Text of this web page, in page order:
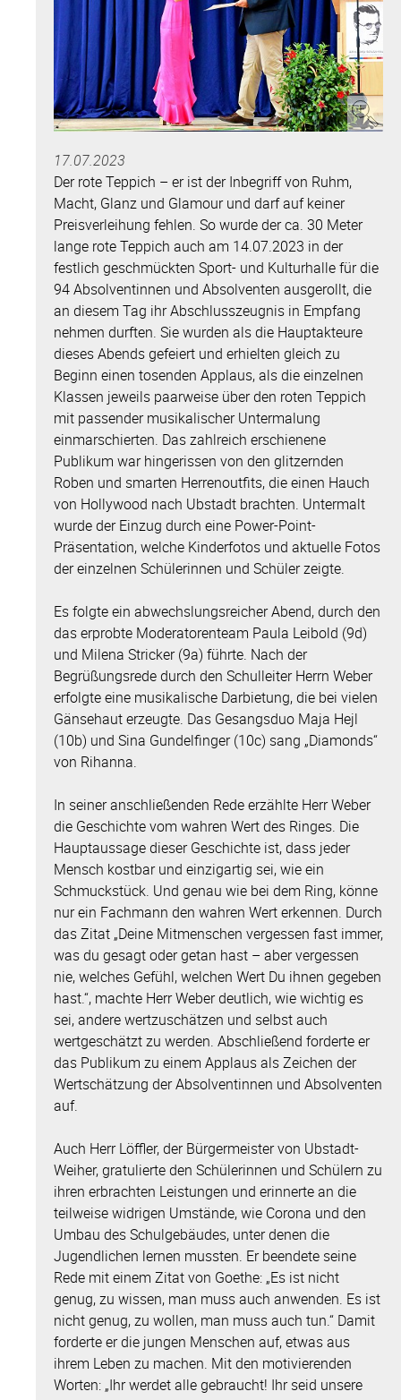
17.07.2023
Der rote Teppich – er ist der Inbegriff von Ruhm,
Macht, Glanz und Glamour und darf auf keiner
Preisverleihung fehlen. So wurde der ca. 30 Meter
lange rote Teppich auch am 14.07.2023 in der
festlich geschmückten Sport- und Kulturhalle für die
94 Absolventinnen und Absolventen ausgerollt, die
an diesem Tag ihr Abschlusszeugnis in Empfang
nehmen durften. Sie wurden als die Hauptakteure
dieses Abends gefeiert und erhielten gleich zu
Beginn einen tosenden Applaus, als die einzelnen
Klassen jeweils paarweise über den roten Teppich
mit passender musikalischer Untermalung
einmarschierten. Das zahlreich erschienene
Publikum war hingerissen von den glitzernden
Roben und smarten Herrenoutfits, die einen Hauch
von Hollywood nach Ubstadt brachten. Untermalt
wurde der Einzug durch eine Power-Point-
Präsentation, welche Kinderfotos und aktuelle Fotos
der einzelnen Schülerinnen und Schüler zeigte.
Es folgte ein abwechslungsreicher Abend, durch den
das erprobte Moderatorenteam Paula Leibold (9d)
und Milena Stricker (9a) führte. Nach der
Begrüßungsrede durch den Schulleiter Herrn Weber
erfolgte eine musikalische Darbietung, die bei vielen
Gänsehaut erzeugte. Das Gesangsduo Maja Hejl
(10b) und Sina Gundelfinger (10c) sang „Diamonds“
von Rihanna.
In seiner anschließenden Rede erzählte Herr Weber
die Geschichte vom wahren Wert des Ringes. Die
Hauptaussage dieser Geschichte ist, dass jeder
Mensch kostbar und einzigartig sei, wie ein
Schmuckstück. Und genau wie bei dem Ring, könne
nur ein Fachmann den wahren Wert erkennen. Durch
das Zitat „Deine Mitmenschen vergessen fast immer,
was du gesagt oder getan hast – aber vergessen
nie, welches Gefühl, welchen Wert Du ihnen gegeben
hast.“, machte Herr Weber deutlich, wie wichtig es
sei, andere wertzuschätzen und selbst auch
wertgeschätzt zu werden. Abschließend forderte er
das Publikum zu einem Applaus als Zeichen der
Wertschätzung der Absolventinnen und Absolventen
auf.
Auch Herr Löffler, der Bürgermeister von Ubstadt-
Weiher, gratulierte den Schülerinnen und Schülern zu
ihren erbrachten Leistungen und erinnerte an die
teilweise widrigen Umstände, wie Corona und den
Umbau des Schulgebäudes, unter denen die
Jugendlichen lernen mussten. Er beendete seine
Rede mit einem Zitat von Goethe: „Es ist nicht
genug, zu wissen, man muss auch anwenden. Es ist
nicht genug, zu wollen, man muss auch tun.“ Damit
forderte er die jungen Menschen auf, etwas aus
ihrem Leben zu machen. Mit den motivierenden
Worten: „Ihr werdet alle gebraucht! Ihr seid unsere